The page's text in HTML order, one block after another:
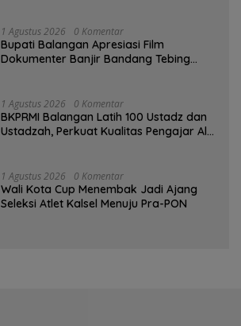
1 Agustus 2026 0 Komentar
Bupati Balangan Apresiasi Film
Dokumenter Banjir Bandang Tebing
1 Agustus 2026 0 Komentar
BKPRMI Balangan Latih 100 Ustadz dan
Ustadzah, Perkuat Kualitas Pengajar Al-
1 Agustus 2026 0 Komentar
Wali Kota Cup Menembak Jadi Ajang
Seleksi Atlet Kalsel Menuju Pra-PON